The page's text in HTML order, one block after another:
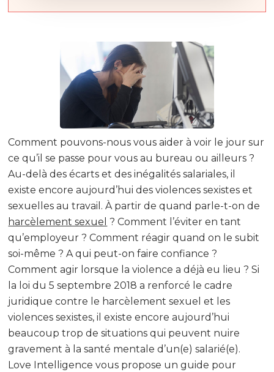
Comment pouvons-nous vous aider à voir le jour sur
ce qu’il se passe pour vous au bureau ou ailleurs ?
Au-delà des écarts et des inégalités salariales, il
existe encore aujourd’hui des violences sexistes et
sexuelles au travail. À partir de quand parle-t-on de
harcèlement sexuel ? Comment l’éviter en tant
qu’employeur ? Comment réagir quand on le subit
soi-même ? A qui peut-on faire confiance ?
Comment agir lorsque la violence a déjà eu lieu ? Si
la loi du 5 septembre 2018 a renforcé le cadre
juridique contre le harcèlement sexuel et les
violences sexistes, il existe encore aujourd’hui
beaucoup trop de situations qui peuvent nuire
gravement à la santé mentale d’un(e) salarié(e).
Love Intelligence vous propose un guide pour